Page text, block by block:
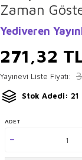
Zaman
Yediveren
271,32
Yayınevi Liste Fiyatı:
Stok Adedi: 21
ADET